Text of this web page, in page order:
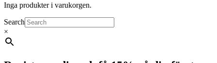
Inga produkter i varukorgen.
Search
×